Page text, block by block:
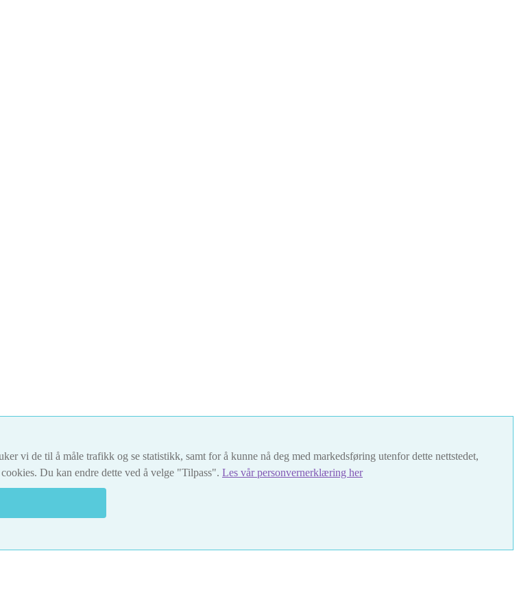
vi de til å måle trafikk og se statistikk, samt for å kunne nå deg med markedsføring utenfor dette nettstedet,
Du kan endre dette ved å velge "Tilpass". Les vår personvernerklæring her